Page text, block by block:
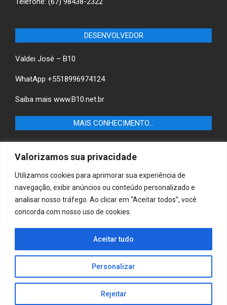
Valorizamos sua privacidade
Utilizamos cookies para aprimorar sua experiência de
navegação, exibir anúncios ou conteúdo personalizado e
analisar nosso tráfego. Ao clicar em “Aceitar todos”, você
concorda com nosso uso de cookies.
Personalizar
Rejeitar
Aceitar tudo
DESENVOLVEDOR
Valdei José – B10
WhatApp +5518996974124
Saiba mais www.B10.net.br
MAIS CONHECIMENTO…
Castilho-SP e descubra as melhores empresas e serviços
locais.
B10 Brasil – Informação e Poder
MAIS CONHECIMENTO…
Casa & Jardim – Descubra as melhores dicas e
inspirações para transformar sua casa e jardim em
ambientes acolhedores e funcionais.
Copyright © 2025 Jornaldiadia. Todos os direitos reservados.